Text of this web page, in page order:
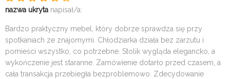
nazwa ukryta napisał/a:
Bardzo praktyczny mebel, który dobrze sprawdza się przy
spotkaniach ze znajomymi. Chłodziarka działa bez zarzutu i
pomieści wszystko, co potrzebne. Stolik wygląda elegancko, a
wykończenie jest staranne. Zamówienie dotarło przed czasem, a
cała transakcja przebiegła bezproblemowo. Zdecydowanie